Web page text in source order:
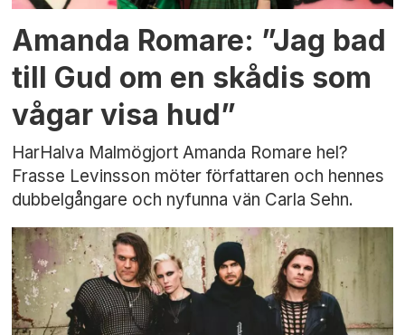
Amanda Romare: ”Jag bad
till Gud om en skådis som
vågar visa hud”
HarHalva Malmögjort Amanda Romare hel?
Frasse Levinsson möter författaren och hennes
dubbelgångare och nyfunna vän Carla Sehn.